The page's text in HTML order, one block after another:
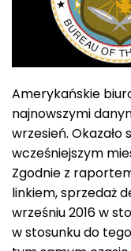
Amerykańskie
najnowszymi
wrzesień.
wcześniejszym
Zgodnie z
linkiem, sprzedaż
wrześniu 2016 w
w stosunku do